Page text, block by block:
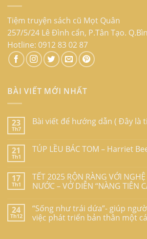
Tiệm truyện sách cũ Mọt Quân
257/5/24 Lê Đình cẩn, P.Tân Tạo.
Hotline: 0912 83 02 87
BÀI VIẾT MỚI NHẤT
23
Th7
Bài viết để hướng dẫn ( Đây là
21
Th1
TÚP LỀU BÁC TOM – Harriet
17
Th1
TẾT 2025 RỘN RÀNG VỚI
NƯỚC – VỞ DIỄN “NÀNG TIÊN
24
Th12
“Sống như trái dứa”- giúp
việc phát triển bản thân một